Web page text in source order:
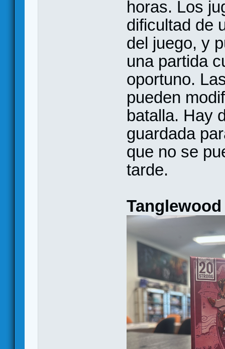
horas. Los
dificultad de
del juego, y
una partida
oportuno.
pueden
batalla. Hay
guardada
que no se
tarde.